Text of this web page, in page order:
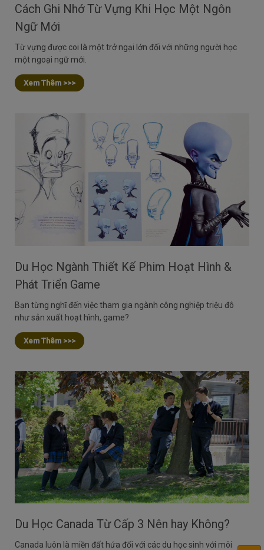
Cách Ghi Nhớ Từ Vựng Khi Học Một Ngôn
Ngữ Mới
Từ vựng được coi là một trở ngại lớn đối với những người học
một ngoại ngữ mới.
Xem Thêm >>>
Du Học Ngành Thiết Kế Phim Hoạt Hình &
Phát Triển Game
Bạn từng nghĩ đến việc tham gia ngành công nghiệp triệu đô
như sản xuất hoạt hình, game?
Xem Thêm >>>
Du Học Canada Từ Cấp 3 Nên hay Không?
Canada luôn là miền đất hứa đối với các du học sinh với môi